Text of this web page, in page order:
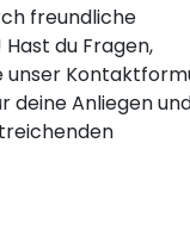
freundliche
du Fragen,
unser
deine Anliegen